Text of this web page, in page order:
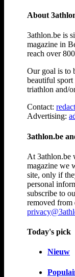
About
3athlon.be is
magazine in
reach over
Our goal is to
beautiful
triathlon and/
Contact:
Advertising:
3athlon.be
At 3athlon.be
magazine we
site, only if
personal
subscribe to
removed from
Today's pick
Nieuw